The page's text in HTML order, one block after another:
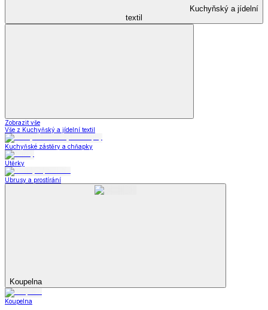
Kuchyňský a jídelní
textil
Zobrazit vše
Vše z Kuchyňský a jídelní textil
Kuchyňské zástěry a chňapky
Utěrky
Ubrusy a prostírání
Koupelna
Koupelna